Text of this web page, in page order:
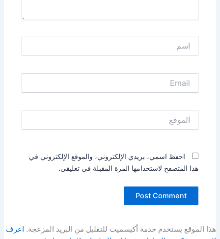
احفظ اسمي، بريدي الإلكتروني، والموقع الإلكتروني في
هذا المتصفح لاستخدامها المرة المقبلة في تعليقي.
هذا الموقع يستخدم خدمة أكيسميت للتقليل من البريد المزعجة. اعرف